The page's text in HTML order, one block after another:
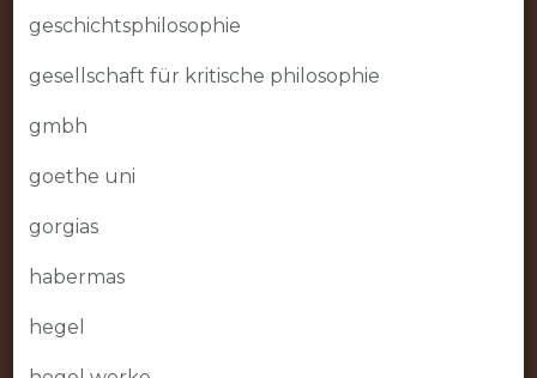
geschichtsphilosophie
gesellschaft für kritische philosophie
gmbh
goethe uni
gorgias
habermas
hegel